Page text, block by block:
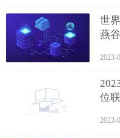
世
燕
2023-
位
2023-